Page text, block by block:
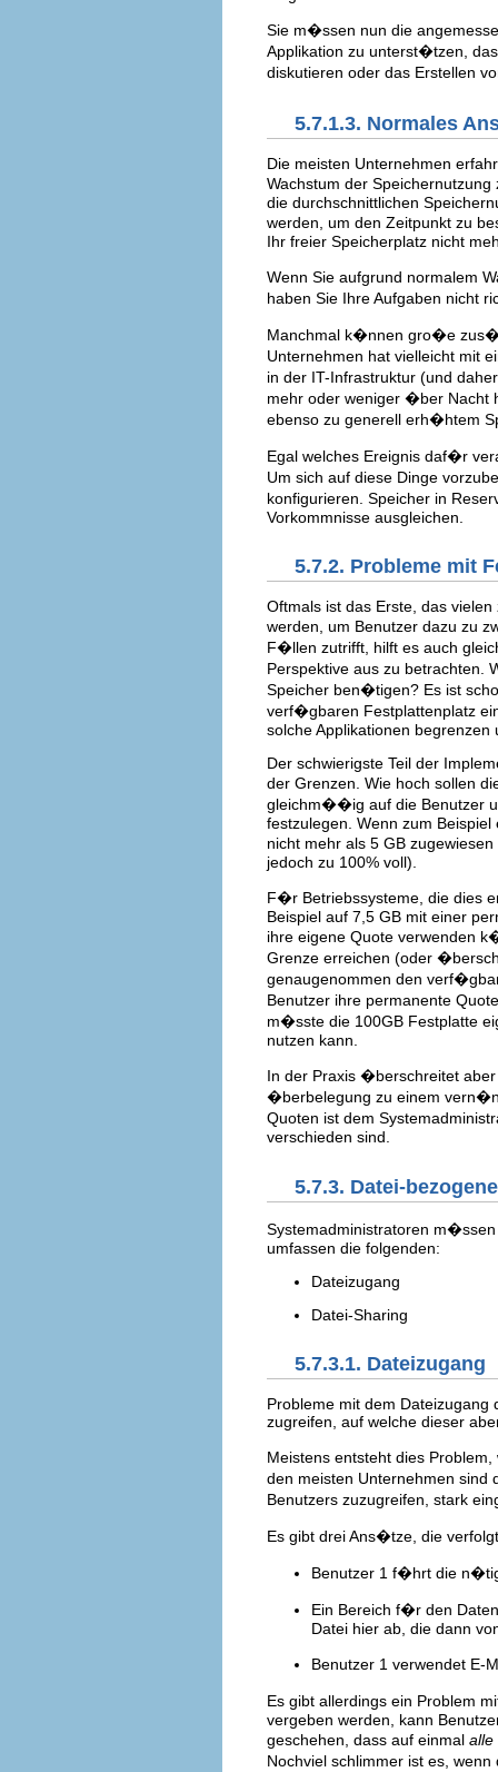
Sie m�ssen nun die
Applikation zu unterst�tzen,
diskutieren oder das Erstellen
5.7.1.3. Normales
Die meisten Unternehmen
Wachstum der
die durchschnittlichen
werden, um den Zeitpunkt zu
Ihr freier Speicherplatz nicht
Wenn Sie aufgrund normalem
haben Sie Ihre Aufgaben nicht
Manchmal k�nnen gro�e
Unternehmen hat vielleicht mit
in der IT-Infrastruktur (und
mehr oder weniger �ber Nacht
ebenso zu generell erh�htem
Egal welches Ereignis daf�r
Um sich auf diese Dinge
konfigurieren. Speicher in
Vorkommnisse ausgleichen.
5.7.2. Probleme mit
Oftmals ist das Erste, das
werden, um Benutzer dazu zu
F�llen zutrifft, hilft es auch
Perspektive aus zu betrachten.
Speicher ben�tigen? Es ist
verf�gbaren Festplattenplatz
solche Applikationen
Der schwierigste Teil der
der Grenzen. Wie hoch sollen
gleichm��ig auf die Benutzer
festzulegen. Wenn zum
nicht mehr als 5 GB
jedoch zu 100% voll).
F�r Betriebssysteme, die dies
Beispiel auf 7,5 GB mit einer
ihre eigene Quote verwenden
Grenze erreichen (oder
genaugenommen den
Benutzer ihre permanente
m�sste die 100GB Festplatte
nutzen kann.
In der Praxis �berschreitet
�berbelegung zu einem
Quoten ist dem
verschieden sind.
5.7.3. Datei-
Systemadministratoren
umfassen die folgenden:
Dateizugang
Datei-Sharing
5.7.3.1. Dateizugang
Probleme mit dem
zugreifen, auf welche dieser
Meistens entsteht dies
den meisten Unternehmen sind
Benutzers zuzugreifen, stark
Es gibt drei Ans�tze, die
Benutzer 1 f�hrt die
Ein Bereich f�r den
Datei hier ab, die dann
Benutzer 1 verwendet E-
Es gibt allerdings ein Problem
vergeben werden, kann
geschehen, dass auf einmal alle
Nochviel schlimmer ist es,